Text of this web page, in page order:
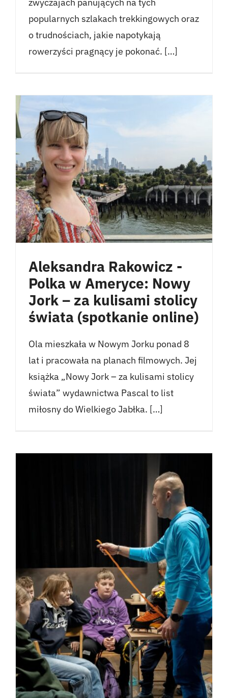
zwyczajach panujących na tych
popularnych szlakach trekkingowych oraz
o trudnościach, jakie napotykają
rowerzyści pragnący je pokonać. […]
Aleksandra Rakowicz -
Polka w Ameryce: Nowy
Jork – za kulisami stolicy
świata (spotkanie online)
Ola mieszkała w Nowym Jorku ponad 8
lat i pracowała na planach filmowych. Jej
książka „Nowy Jork – za kulisami stolicy
świata” wydawnictwa Pascal to list
miłosny do Wielkiego Jabłka. […]